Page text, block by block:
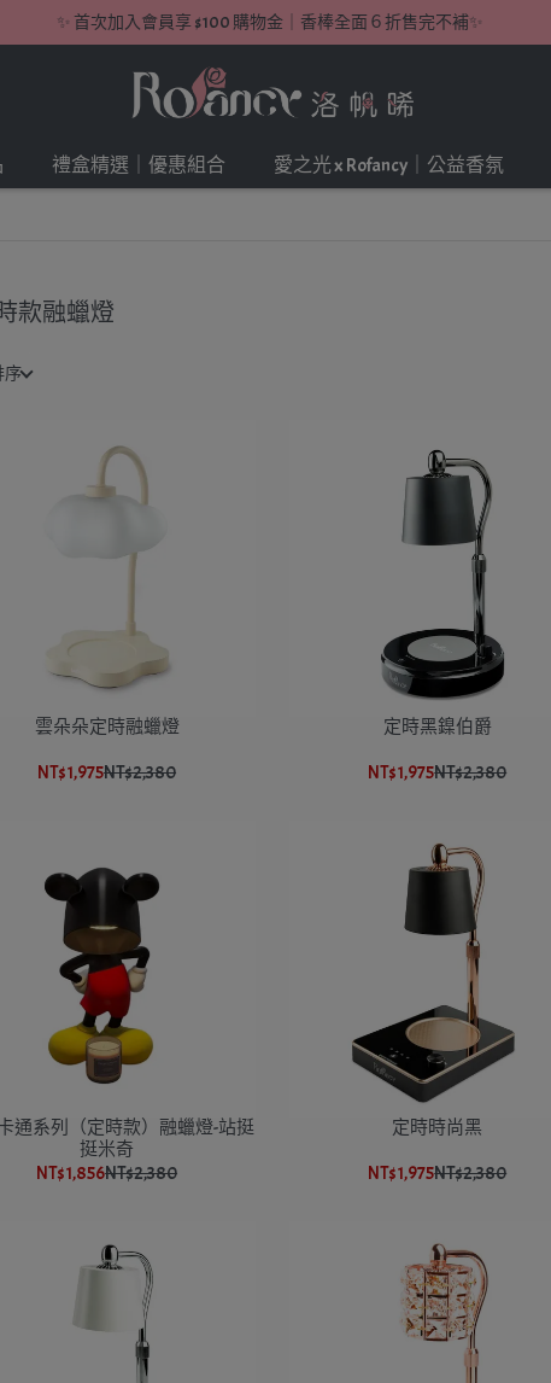
✨ 首次加入會員享 $100 購物金｜香棒全面６折售完不補✨
禮盒精選｜優惠組合 愛之光 x Rofancy｜公益香氛
款融蠟燈
序
雲朵朵定時融蠟燈
NT$1,975NT$2,380
定時黑鎳伯爵
NT$1,975NT$2,380
通系列（定時款）融蠟燈-站挺
挺米奇
NT$1,856NT$2,380
定時時尚黑
NT$1,975NT$2,380